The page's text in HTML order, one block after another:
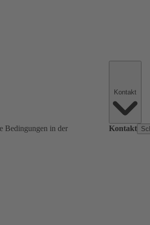
Bedingungen in der
Kontakt